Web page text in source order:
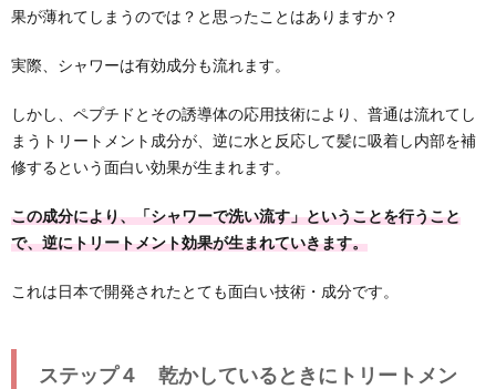
果が薄れてしまうのでは？と思ったことはありますか？
実際、シャワーは有効成分も流れます。
しかし、ペプチドとその誘導体の応用技術により、普通は流れてし
まうトリートメント成分が、逆に水と反応して髪に吸着し内部を補
修するという面白い効果が生まれます。
この成分により、「シャワーで洗い流す」ということを行うこと
で、逆にトリートメント効果が生まれていきます。
これは日本で開発されたとても面白い技術・成分です。
ステップ４ 乾かしているときにトリートメン